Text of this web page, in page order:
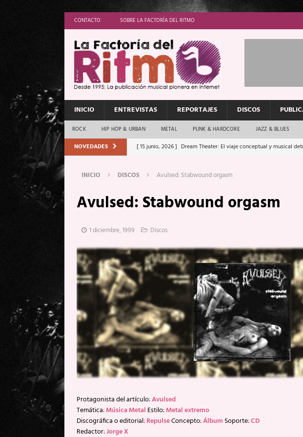
CONTACTO SOBRE LA FACTORÍA DEL RITMO
INICIO ENTREVISTAS REPORTAJES DISCOS
ROCK HIP HOP & URBAN METAL PUNK & HARDCORE JAZZ & BLUES
NOVEDADES [ 15 junio, 2026 ] Dream Theater: El viaje conceptual y musical
[ 11 junio, 2026 ] Vamos Con Todo: El rock urbano sigue en buenas
[ 1 junio, 2026 ]
Ave Exsilyum, los que van a escucharte te saludan
Iron Maiden: Música y arte que forjaron un mito
[ 20 mayo, 2026 ]
[ 17 mayo, 2026 ] Fito & Fitipaldis: 2 de mayo de 2026 en
[ 17 mayo, 2026 ] Fito & Fitipaldis: Su ‘aullido’ retumbó
[ 5 agosto, 2026 ] Florent Gorges: La historia de Nintendo Vol. 2
INICIO DISCOS Avulsed: Stabwound orgasm
Avulsed: Stabwound orgasm
1 diciembre, 1999 Discos
Protagonista del artículo:Avulsed
Temática:Música Metal Estilo:Metal extremo
Discográfica o editorial:RepulseConcepto:Álbum Soporte:CD
Redactor:Jorge X